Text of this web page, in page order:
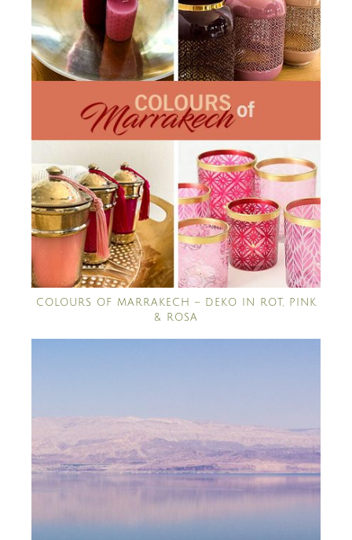
COLOURS OF MARRAKECH – DEKO IN ROT, PINK
& ROSA